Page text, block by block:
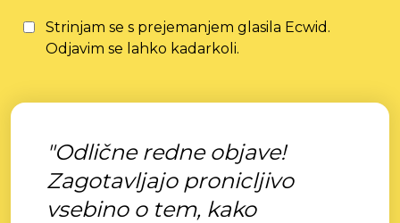
Strinjam se s prejemanjem glasila Ecwid.
Odjavim se lahko kadarkoli.
"Odlične redne objave!
Zagotavljajo pronicljivo
vsebino o tem, kako